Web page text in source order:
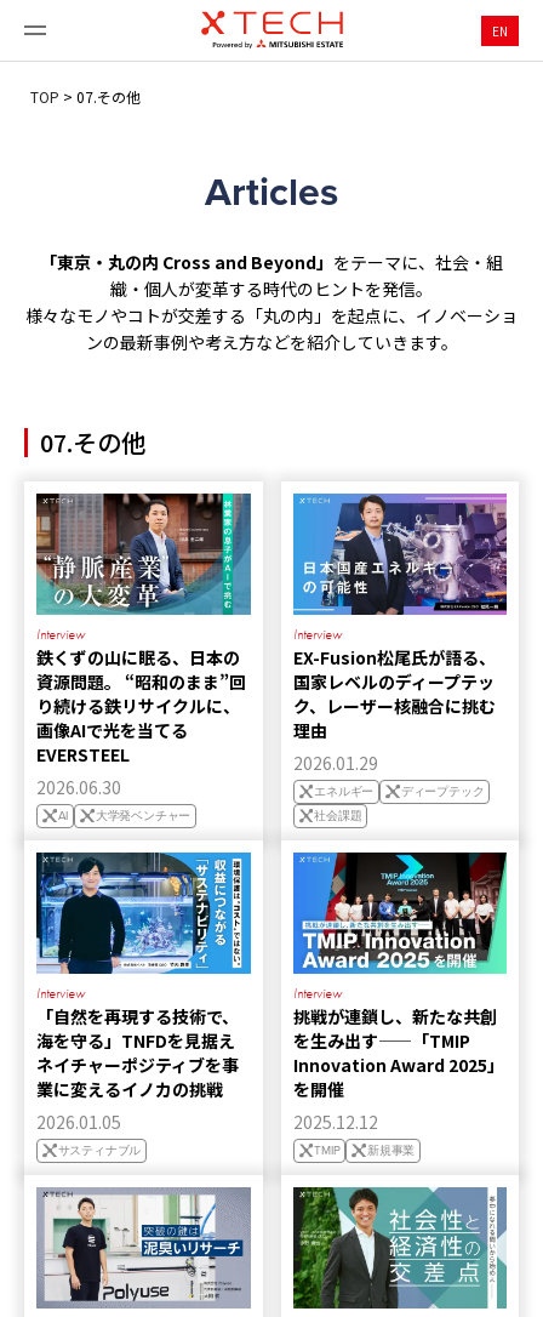
EN
TOP > 07.その他
Articles
「東京・丸の内 Cross and Beyond」 をテーマに、社会・組
織・個人が変革する時代のヒントを発信。
様々なモノやコトが交差する「丸の内」を起点に、イノベーショ
ンの最新事例や考え方などを紹介していきます。
07.その他
Interview
鉄くずの山に眠る、日本の
資源問題。 “昭和のまま”回
り続ける鉄リサイクルに、
画像AIで光を当てる
EVERSTEEL
2026.06.30
AI 大学発ベンチャー
Interview
EX-Fusion松尾氏が語る、
国家レベルのディープテッ
ク、レーザー核融合に挑む
理由
2026.01.29
エネルギー
ディープテック
社会課題
Interview
「自然を再現する技術で、
海を守る」TNFDを見据え
ネイチャーポジティブを事
業に変えるイノカの挑戦
2026.01.05
サスティナブル
Interview
挑戦が連鎖し、新たな共創
を生み出す——「TMIP
Innovation Award 2025」
を開催
2025.12.12
TMIP 新規事業